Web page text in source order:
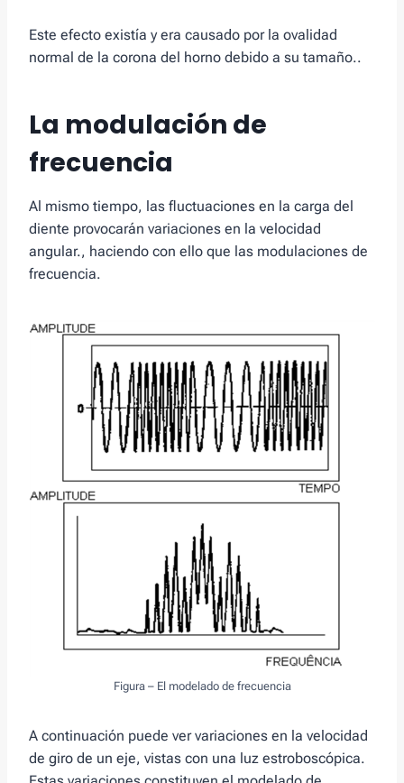
Este efecto existía y era causado por la ovalidad
normal de la corona del horno debido a su tamaño..
La modulación de
frecuencia
Al mismo tiempo, las fluctuaciones en la carga del
diente provocarán variaciones en la velocidad
angular., haciendo con ello que las modulaciones de
frecuencia.
Figura – El modelado de frecuencia
A continuación puede ver variaciones en la velocidad
de giro de un eje, vistas con una luz estroboscópica.